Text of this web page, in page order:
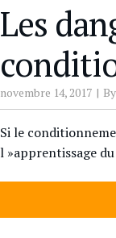
Les
novembre 14, 2017 By
Si le
l »apprentissage